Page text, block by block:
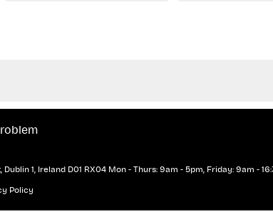
1, Ireland D01 RX04Mon - Thurs: 9am - 5pm, Friday: 9am -
Policy